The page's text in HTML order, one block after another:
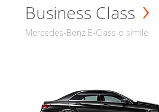
Business Class
Mercedes-Benz E-Class o simile